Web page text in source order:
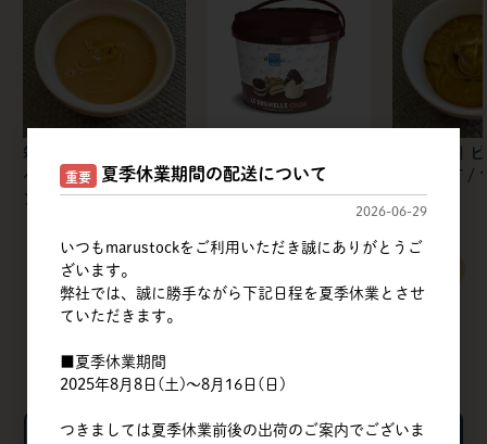
筑波乳業 | アーモンド
ペーストT（皮無）スタ
ンドパウチ / 1kg
ジャパン | ブルネッ
ラ・クロク ドバイJP
筑波乳業 |
ペーストT /
検索
重要 夏季休業期間の配送について
2026-06-29
いつもmarustockをご利用いただき誠にありがとうご
ざいます。
弊社では、誠に勝手ながら下記日程を夏季休業とさせ
ていただきます。
■夏季休業期間
2025年8月8日(土)～8月16日(日)
つきましては夏季休業前後の出荷のご案内でございま